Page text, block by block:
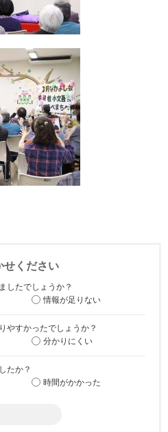
せください
したでしょうか？
情報が足りない
やすかったでしょうか？
分かりにくい
たか？
時間がかかった